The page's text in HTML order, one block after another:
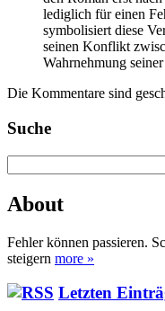
lediglich für einen
symbolisiert diese
seinen Konflikt
Wahrnehmung
Die Kommentare sind
Suche
nach:
About
Fehler können passieren.
steigern more »
Letzten